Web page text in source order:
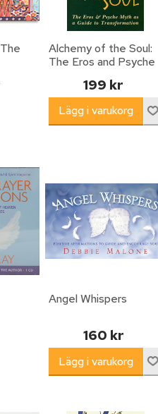
Alchemy of the Soul:
The Eros and Psyche
Transformation
199 kr
of
Angel Whispers
160 kr